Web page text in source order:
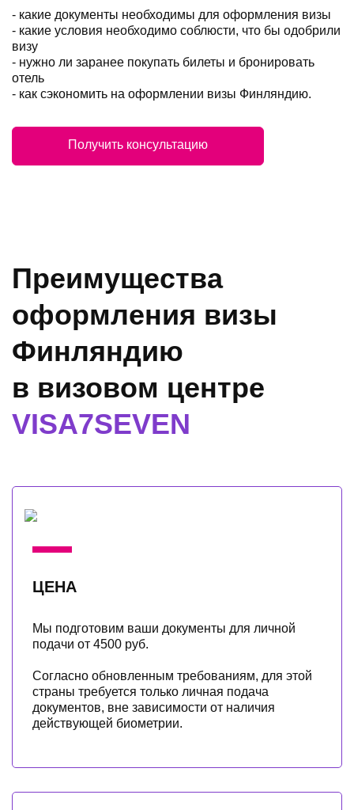
- какие документы необходимы для оформления визы
- какие условия необходимо соблюсти, что бы одобрили
визу
- нужно ли заранее покупать билеты и бронировать
отель
- как сэкономить на оформлении визы Финляндию.
Получить консультацию
Преимущества
оформления визы
Финляндию
в визовом центре
VISA7SEVEN
ЦЕНА
Мы подготовим ваши документы для личной
подачи от 4500 руб.
Согласно обновленным требованиям, для этой
страны требуется только личная подача
документов, вне зависимости от наличия
действующей биометрии.